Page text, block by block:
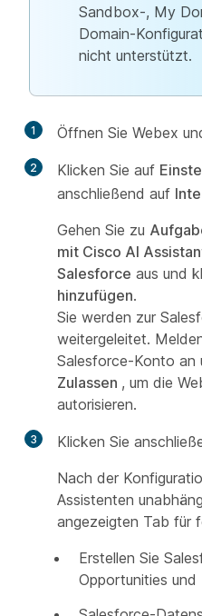
Sandbox-, My
Domain-
nicht unterstützt.
1 Öffnen Sie Webex
2 Klicken Sie auf
anschließend auf
Gehen Sie zu
mit Cisco AI
Salesforce aus und
hinzufügen.
Sie werden zur
weitergeleitet.
Salesforce-Konto an
Zulassen , um die
autorisieren.
3 Klicken Sie
Nach der
Assistenten
angezeigten Tab für
Erstellen Sie
Opportunities und